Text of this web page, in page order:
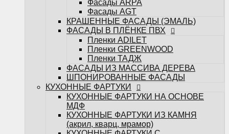
КУХОННЫЕ ФАРТУКИ С
ФОТОПЕЧАТЬЮ
Кухонные фартуки из каленого стекла
(Скинали)
САНТЕХНИКА
Измельчители
Кухонные мойки
Кухонные смесители
БЫТОВАЯ ТЕХНИКА
Варочные поверхности
Вытяжки
Духовые шкафы
Посудомоечные машины
Стиральные машины
Фасады ARPA
Фасады AGT
КРАШЕННЫЕ ФАСАДЫ (ЭМАЛЬ)
ФАСАДЫ В ПЛЁНКЕ ПВХ
Пленки ADILET
Пленки GREENWOOD
Пленки ТАДЖ
ФАСАДЫ ИЗ МАССИВА ДЕРЕВА
ШПОНИРОВАННЫЕ ФАСАДЫ
КУХОННЫЕ ФАРТУКИ
КУХОННЫЕ ФАРТУКИ НА ОСНОВЕ
МДФ
КУХОННЫЕ ФАРТУКИ ИЗ КАМНЯ
(акрил, кварц, мрамор)